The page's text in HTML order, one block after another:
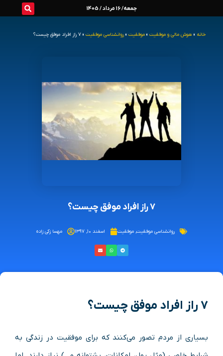
جمعه/ 16 مرداد / 1405
خانه » هوش مالی و موفقیت » موفقیت » روانشناسی موفقیت » ۷ راز افراد موفق چیست؟
۷ راز افراد موفق چیست؟
روانشناسی موفقیت,موفقیت اسفند ۱۰, ۱۳۹۷ مهسا زکی زاده
۷ راز افراد موفق چیست؟
بسیاری از مردم تصور می‌کنند که برای موفقیت در زندگی به